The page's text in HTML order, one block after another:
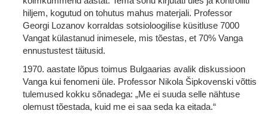
hiljem, kogutud on tohutus mahus materjali. Professor
Georgi Lozanov korraldas sotsioloogilise küsitluse 7000
Vangat külastanud inimesele, mis tõestas, et 70% Vanga
ennustustest täitusid.
1970. aastate lõpus toimus Bulgaarias avalik diskussioon
Vanga kui fenomeni üle. Professor Nikola Šipkovenski võttis
tulemused kokku sõnadega: „Me ei suuda selle nähtuse
olemust tõestada, kuid me ei saa seda ka eitada.“